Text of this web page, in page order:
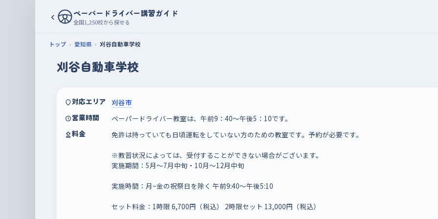
‹ ペーパードライバー講習ガイド
全国1,250校から探せる
トップ 愛知県 刈谷自動車学校
刈谷自動車学校
対応エリア
刈谷市
営業時間
ペーパードライバー教室は、午前9：40～午後5：10です。
料金
免許は持っていても日頃運転をしていない方のための教室です。予約が必要です。
※教習状況によっては、受付することができない場合がございます。
実施期間：5月～7月中旬・10月～12月中旬
実施時間：月~金の祝祭日を除く 午前9:40～午後5:10
セット料金：1時限 6,700円（税込） 2時限セット 13,000円（税込）